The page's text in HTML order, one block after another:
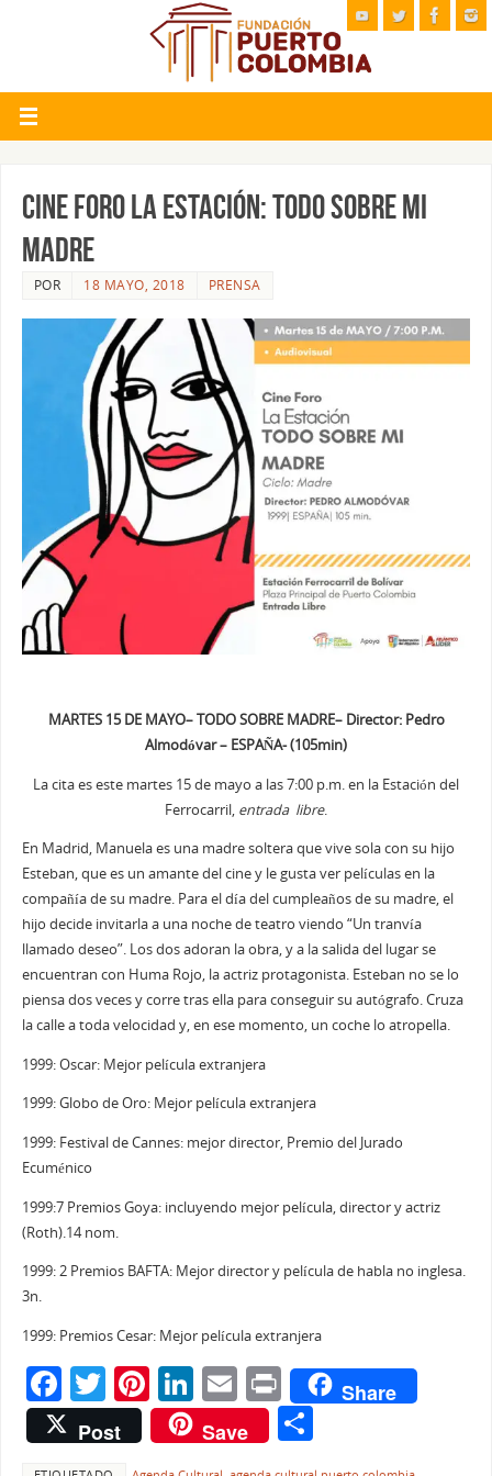
Cine Foro la Estación: TODO SOBRE MI
MADRE
POR 18 MAYO, 2018 PRENSA
MARTES 15 DE MAYO– TODO SOBRE MADRE– Director: Pedro
Almodóvar – ESPAÑA- (105min)
La cita es este martes 15 de mayo a las 7:00 p.m. en la Estación del
Ferrocarril, entrada libre.
En Madrid, Manuela es una madre soltera que vive sola con su hijo
Esteban, que es un amante del cine y le gusta ver películas en la
compañía de su madre. Para el día del cumpleaños de su madre, el
hijo decide invitarla a una noche de teatro viendo “Un tranvía
llamado deseo”. Los dos adoran la obra, y a la salida del lugar se
encuentran con Huma Rojo, la actriz protagonista. Esteban no se lo
piensa dos veces y corre tras ella para conseguir su autógrafo. Cruza
la calle a toda velocidad y, en ese momento, un coche lo atropella.
1999: Oscar: Mejor película extranjera
1999: Globo de Oro: Mejor película extranjera
1999: Festival de Cannes: mejor director, Premio del Jurado
Ecuménico
1999:7 Premios Goya: incluyendo mejor película, director y actriz
(Roth).14 nom.
1999: 2 Premios BAFTA: Mejor director y película de habla no inglesa.
3n.
1999: Premios Cesar: Mejor película extranjera
F
a
c
T
w
itt
Pi
nt
er
Li
n
k
E
m
ai
Pr
in
t
Share
Post
Save C
o